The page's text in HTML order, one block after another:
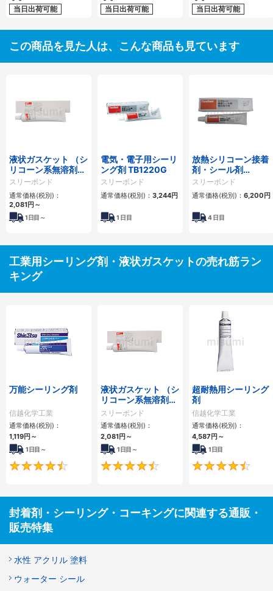
当日出荷可能 当日出荷可能 当日出荷可能
この商品を見た人は、こんな商品も見ています
液状ガスケット （シ
リコーン系無溶剤タ
イプ）
スリーボンド
通常価格(税別)：
2,081円～
1日目～
電気・電子用シーリ
ング剤 TB1220G
スリーボンド
通常価格(税別)： 3,244円
1 日目
放熱シリコーン接着
剤・シール剤
TB1225B
スリーボンド
通常価格(税別)： 6,200円
4日目
工業用シーリング剤・液状ガスケットの売れ筋ラン
キング
万能シーリング剤
信越化学工業
通常価格(税別)：
1,119円～
1日目～
4.6
液状ガスケット （シ
リコーン系無溶剤タ
イプ）
スリーボンド
通常価格(税別)：
2,081円～
1日目～
4.4
超耐熱用シーリング
剤
信越化学工業
通常価格(税別)：
4,587円～
1日目
封着剤・シーリング・コーキングに関連する通販・
販売特集
水性 アクリル 塗料
ウォーター シール